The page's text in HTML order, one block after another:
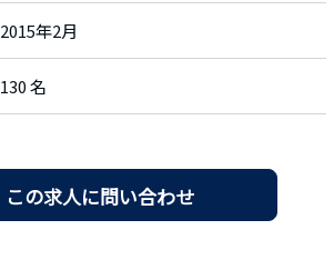
2015年2月
130 名
この求人に問い合わせ